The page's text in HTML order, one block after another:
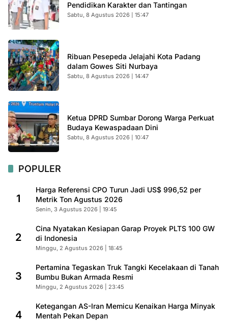
Pendidikan Karakter dan Tantingan
Sabtu, 8 Agustus 2026 | 15:47
Ribuan Pesepeda Jelajahi Kota Padang
dalam Gowes Siti Nurbaya
Sabtu, 8 Agustus 2026 | 14:47
Ketua DPRD Sumbar Dorong Warga Perkuat
Budaya Kewaspadaan Dini
Sabtu, 8 Agustus 2026 | 10:47
POPULER
1
Harga Referensi CPO Turun Jadi US$ 996,52 per
Metrik Ton Agustus 2026
Senin, 3 Agustus 2026 | 19:45
2
Cina Nyatakan Kesiapan Garap Proyek PLTS 100 GW
di Indonesia
Minggu, 2 Agustus 2026 | 18:45
3
Pertamina Tegaskan Truk Tangki Kecelakaan di Tanah
Bumbu Bukan Armada Resmi
Minggu, 2 Agustus 2026 | 23:45
4
Ketegangan AS-Iran Memicu Kenaikan Harga Minyak
Mentah Pekan Depan